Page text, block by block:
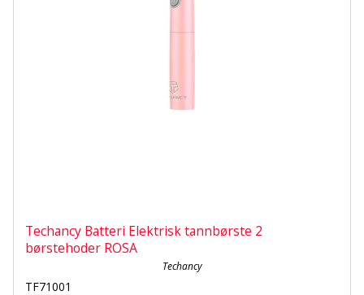
Techancy Batteri Elektrisk tannbørste 2
børstehoder ROSA
Techancy
TF71001